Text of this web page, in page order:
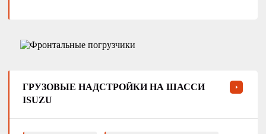
ГРУЗОВЫЕ НАДСТРОЙКИ НА ШАССИ
ISUZU